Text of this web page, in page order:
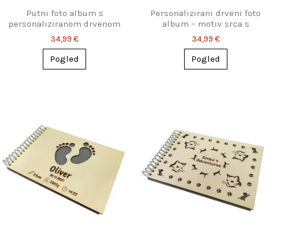
Putni foto album s
personaliziranom drvenom
koricom
34,99 €
Pogled
Personalizirani drveni foto
album – motiv srca s
imenom
34,99 €
Pogled